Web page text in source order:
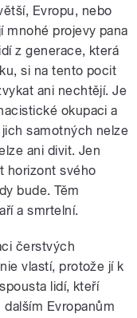
Evropu, nebo
mnohé projevy pana
z generace, která
si na tento pocit
ani nechtějí. Je
okupaci a
samotných nelze
ani divit. Jen
horizont svého
bude. Těm
a smrtelní.
čerstvých
vlastí, protože jí k
lidí, kteří
Evropanům